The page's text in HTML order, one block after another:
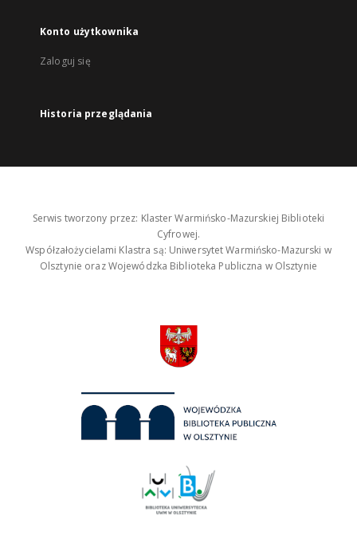
Konto użytkownika
Zaloguj się
Historia przeglądania
Serwis tworzony przez: Klaster Warmińsko-Mazurskiej Biblioteki
Cyfrowej.
Współzałożycielami Klastra są: Uniwersytet Warmińsko-Mazurski w
Olsztynie oraz Wojewódzka Biblioteka Publiczna w Olsztynie